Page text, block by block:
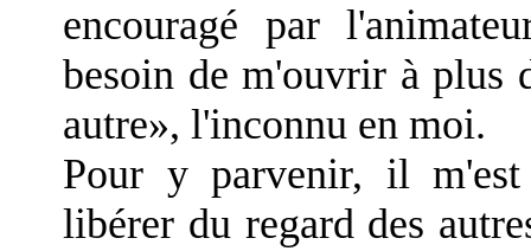
encouragé par
besoin de m'ouvrir à plus
autre», l'inconnu en moi.
Pour y parvenir, il m'est
libérer du regard des